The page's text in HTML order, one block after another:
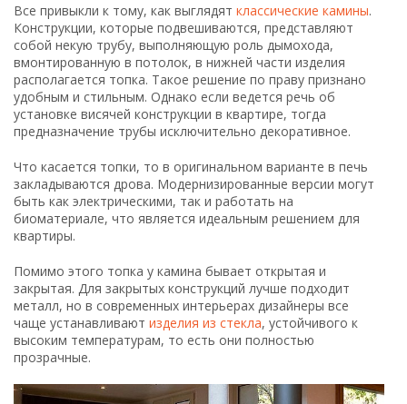
Все привыкли к тому, как выглядят классические камины.
Конструкции, которые подвешиваются, представляют
собой некую трубу, выполняющую роль дымохода,
вмонтированную в потолок, в нижней части изделия
располагается топка. Такое решение по праву признано
удобным и стильным. Однако если ведется речь об
установке висячей конструкции в квартире, тогда
предназначение трубы исключительно декоративное.
Что касается топки, то в оригинальном варианте в печь
закладываются дрова. Модернизированные версии могут
быть как электрическими, так и работать на
биоматериале, что является идеальным решением для
квартиры.
Помимо этого топка у камина бывает открытая и
закрытая. Для закрытых конструкций лучше подходит
металл, но в современных интерьерах дизайнеры все
чаще устанавливают изделия из стекла, устойчивого к
высоким температурам, то есть они полностью
прозрачные.